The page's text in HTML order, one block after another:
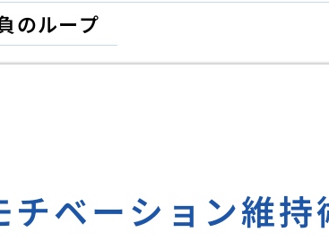
のループ
チベーション維持